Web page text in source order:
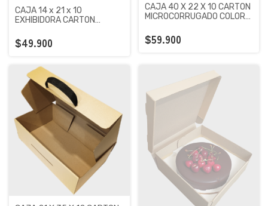
CAJA 14 x 21 x 10
EXHIBIDORA CARTON
MARRON X 100 UNIDADES
$49.900
CAJA 40 X 22 X 10 CARTON
MICROCORRUGADO COLOR
$59.900